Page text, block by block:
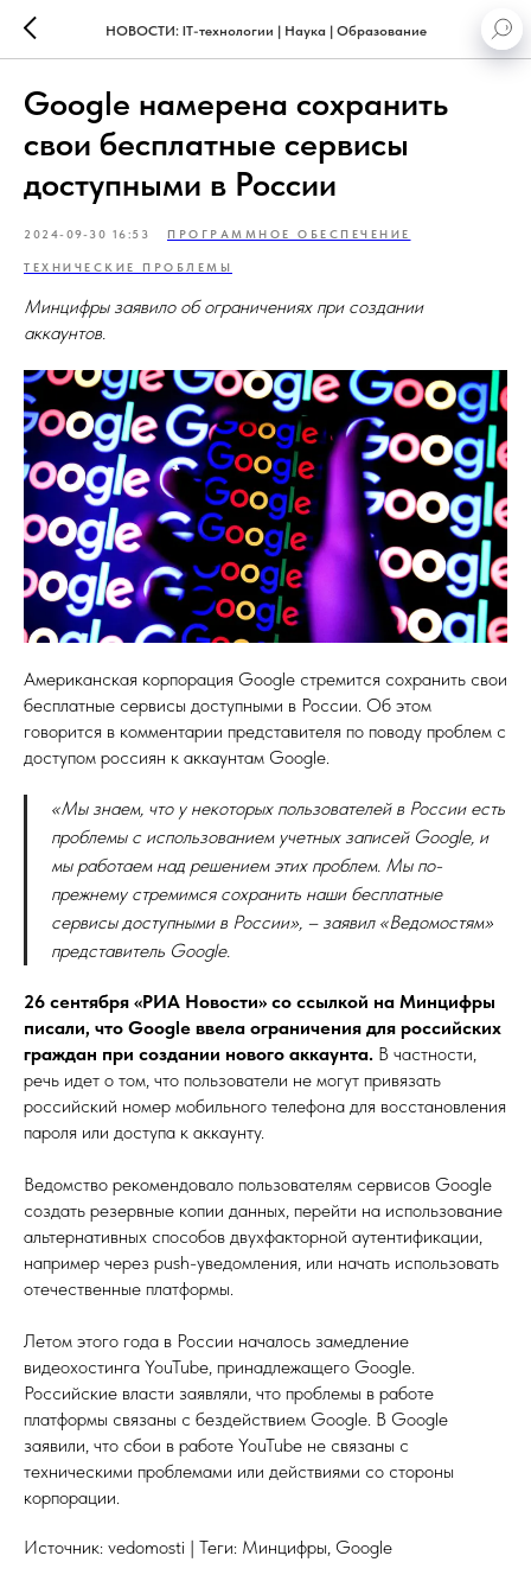
НОВОСТИ: IT-технологии | Наука | Образование
Google намерена сохранить
свои бесплатные сервисы
доступными в России
2024-09-30 16:53 ПРОГРАММНОЕ ОБЕСПЕЧЕНИЕ
ТЕХНИЧЕСКИЕ ПРОБЛЕМЫ
Минцифры заявило об ограничениях при создании
аккаунтов.
Американская корпорация Google стремится сохранить свои
бесплатные сервисы доступными в России. Об этом
говорится в комментарии представителя по поводу проблем с
доступом россиян к аккаунтам Google.
«Мы знаем, что у некоторых пользователей в России есть
проблемы с использованием учетных записей Google, и
мы работаем над решением этих проблем. Мы по-
прежнему стремимся сохранить наши бесплатные
сервисы доступными в России», – заявил «Ведомостям»
представитель Google.
26 сентября «РИА Новости» со ссылкой на Минцифры
писали, что Google ввела ограничения для российских
граждан при создании нового аккаунта. В частности,
речь идет о том, что пользователи не могут привязать
российский номер мобильного телефона для восстановления
пароля или доступа к аккаунту.
Ведомство рекомендовало пользователям сервисов Google
создать резервные копии данных, перейти на использование
альтернативных способов двухфакторной аутентификации,
например через push-уведомления, или начать использовать
отечественные платформы.
Летом этого года в России началось замедление
видеохостинга YouTube, принадлежащего Google.
Российские власти заявляли, что проблемы в работе
платформы связаны с бездействием Google. В Google
заявили, что сбои в работе YouTube не связаны с
техническими проблемами или действиями со стороны
корпорации.
Источник: vedomosti | Теги: Минцифры, Google